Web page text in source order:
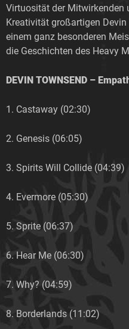
Virtuosität der Mitwirkenden
Kreativität großartigen
einem ganz besonderen
die Geschichten des Heavy
DEVIN TOWNSEND –
1. Castaway (02:30)
2. Genesis (06:05)
3. Spirits Will Collide (04:39)
4. Evermore (05:30)
5. Sprite (06:37)
6. Hear Me (06:30)
7. Why? (04:59)
8. Borderlands (11:02)